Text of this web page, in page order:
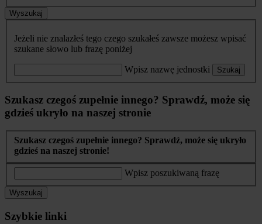
Wyszukaj
Jeżeli nie znalazłeś tego czego szukałeś zawsze możesz wpisać
szukane słowo lub frazę poniżej
Wpisz nazwę jednostki Szukaj
Szukasz czegoś zupełnie innego? Sprawdź, może się
gdzieś ukryło na naszej stronie
Szukasz czegoś zupełnie innego? Sprawdź, może się ukryło
gdzieś na naszej stronie!
Wpisz poszukiwaną frazę
Wyszukaj
Szybkie linki